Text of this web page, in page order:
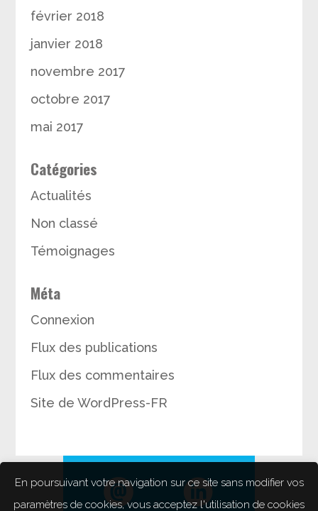
février 2018
janvier 2018
novembre 2017
octobre 2017
mai 2017
Catégories
Actualités
Non classé
Témoignages
Méta
Connexion
Flux des publications
Flux des commentaires
Site de WordPress-FR
En poursuivant votre navigation sur ce site sans modifier vos
paramètres de cookies, vous acceptez l'utilisation de cookies